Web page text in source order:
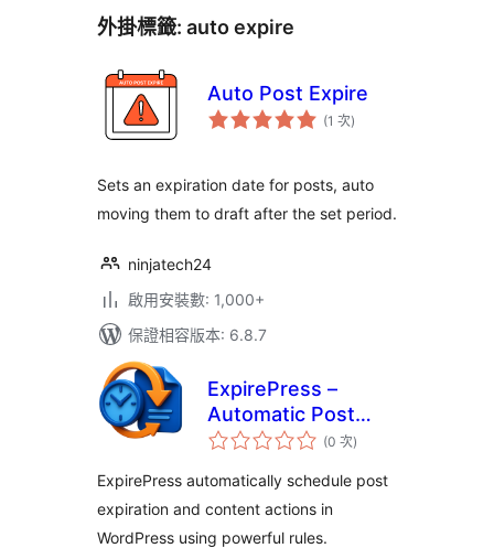
外掛標籤: auto expire
Auto Post Expire
(1 次評
分)
Sets an expiration date for posts, auto
moving them to draft after the set period.
ninjatech24
啟用安裝數: 1,000+
保證相容版本: 6.8.7
ExpirePress –
Automatic Post
Scheduler for(0 次評
分
數
)
ExpirePress automatically schedule post
expiration and content actions in
WordPress using powerful rules.